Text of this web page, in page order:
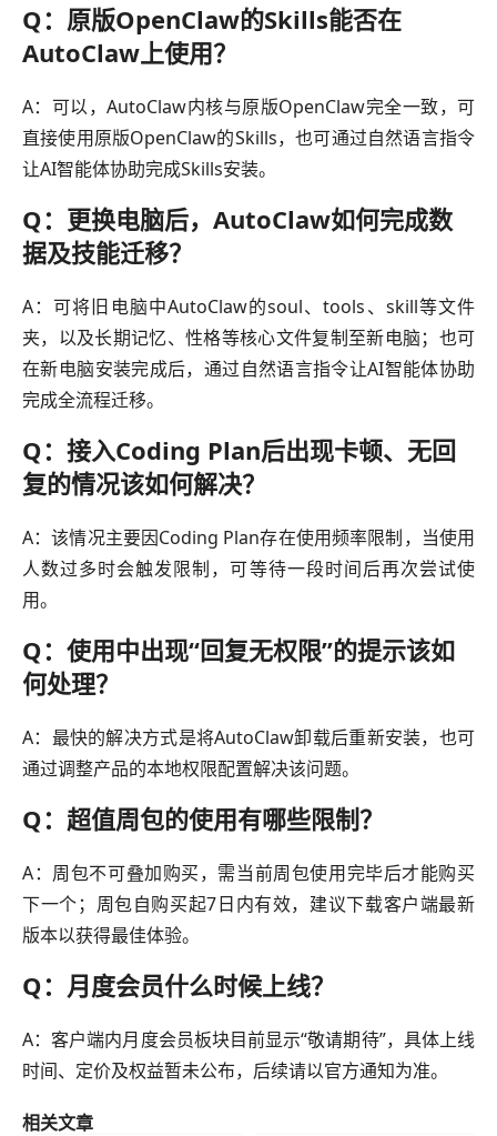
Q：原版OpenClaw的Skills能否在
AutoClaw上使用？
A：可以，AutoClaw内核与原版OpenClaw完全一致，可
直接使用原版OpenClaw的Skills，也可通过自然语言指令
让AI智能体协助完成Skills安装。
Q：更换电脑后，AutoClaw如何完成数
据及技能迁移？
A：可将旧电脑中AutoClaw的soul、tools、skill等文件
夹，以及长期记忆、性格等核心文件复制至新电脑；也可
在新电脑安装完成后，通过自然语言指令让AI智能体协助
完成全流程迁移。
Q：接入Coding Plan后出现卡顿、无回
复的情况该如何解决？
A：该情况主要因Coding Plan存在使用频率限制，当使用
人数过多时会触发限制，可等待一段时间后再次尝试使
用。
Q：使用中出现“回复无权限”的提示该如
何处理？
A：最快的解决方式是将AutoClaw卸载后重新安装，也可
通过调整产品的本地权限配置解决该问题。
Q：超值周包的使用有哪些限制？
A：周包不可叠加购买，需当前周包使用完毕后才能购买
下一个；周包自购买起7日内有效，建议下载客户端最新
版本以获得最佳体验。
Q：月度会员什么时候上线？
A：客户端内月度会员板块目前显示“敬请期待”，具体上线
时间、定价及权益暂未公布，后续请以官方通知为准。
相关文章